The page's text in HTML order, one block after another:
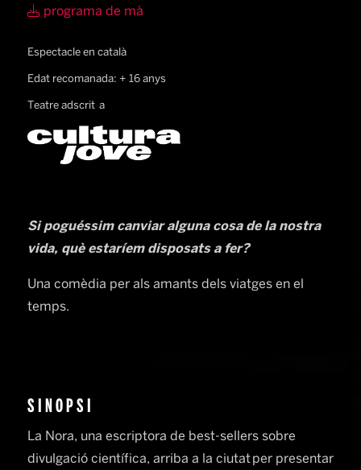
programa de mà
Espectacle en català
Edat recomanada: + 16 anys
Teatre adscrit a
Si poguéssim canviar alguna cosa de la nostra
vida, què estaríem disposats a fer?
Una comèdia per als amants dels viatges en el
temps.
SINOPSI
La Nora, una escriptora de best-sellers sobre
divulgació científica, arriba a la ciutat per presentar